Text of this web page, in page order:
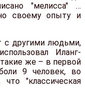
"мелисса" …
своему опыту и
с другими людьми,
Иланг-
же – в первой
9 человек, во
"классическая